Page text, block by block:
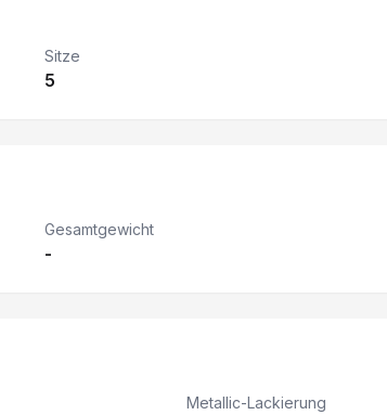
Sitze
5
Gesamtgewicht
-
Metallic-Lackierung